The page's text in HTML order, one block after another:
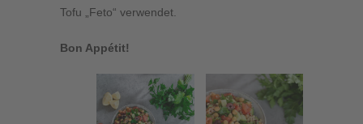
Tofu „Feto“ verwendet.
Bon Appétit!